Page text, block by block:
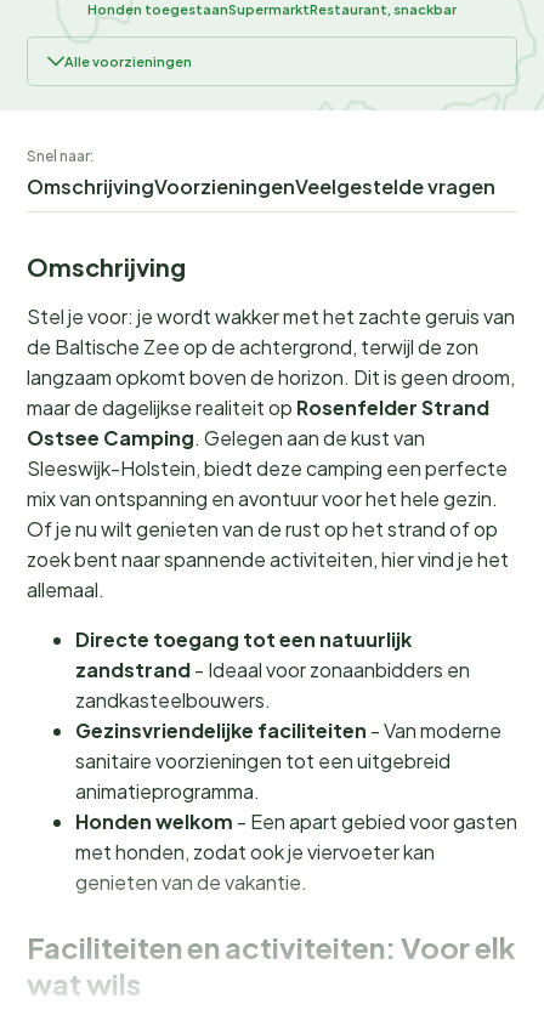
Honden toegestaanSupermarktRestaurant, snackbar
Alle voorzieningen
Snel naar:
OmschrijvingVoorzieningenVeelgestelde vragen
Omschrijving
Stel je voor: je wordt wakker met het zachte geruis van
de Baltische Zee op de achtergrond, terwijl de zon
langzaam opkomt boven de horizon. Dit is geen droom,
maar de dagelijkse realiteit op Rosenfelder Strand
Ostsee Camping. Gelegen aan de kust van
Sleeswijk-Holstein, biedt deze camping een perfecte
mix van ontspanning en avontuur voor het hele gezin.
Of je nu wilt genieten van de rust op het strand of op
zoek bent naar spannende activiteiten, hier vind je het
allemaal.
Directe toegang tot een natuurlijk
zandstrand- Ideaal voor zonaanbidders en
zandkasteelbouwers.
Gezinsvriendelijke faciliteiten - Van moderne
sanitaire voorzieningen tot een uitgebreid
animatieprogramma.
Honden welkom - Een apart gebied voor gasten
met honden, zodat ook je viervoeter kan
genieten van de vakantie.
Faciliteiten en activiteiten: Voor elk
wat wils